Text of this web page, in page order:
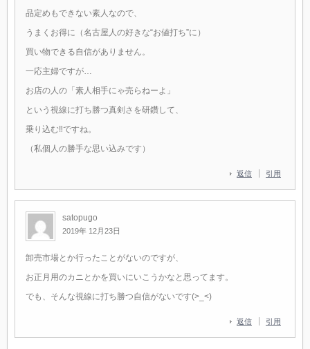
返信 引用
品定めもできない素人なので、
うまくお得に（名古屋人の好きな“お値打ち”に）
買い物できる自信がありません。
一応主婦ですが…
お店の人の「素人相手にゃ売らねーよ」
という視線に打ち勝つ真剣さを研鑽して、
乗り込む‼︎ですね。
（私個人の勝手な思い込みです）
satopugo
2019年 12月23日
返信 引用
卸売市場とか行ったことがないのですが、
お正月用のカニとかを買いにいこうかなと思ってます。
でも、そんな視線に打ち勝つ自信がないです(>_<)